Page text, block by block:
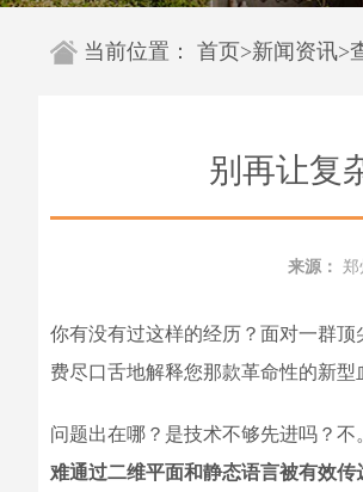
当前位置： 首页>新闻资讯>
别再让复
来源： 郑
你有没有过这样的经历？面对一群顶
费尽口舌地解释您那款革命性的新
问题出在哪？是技术不够先进吗？
难通过二维平面和静态语言被有效传